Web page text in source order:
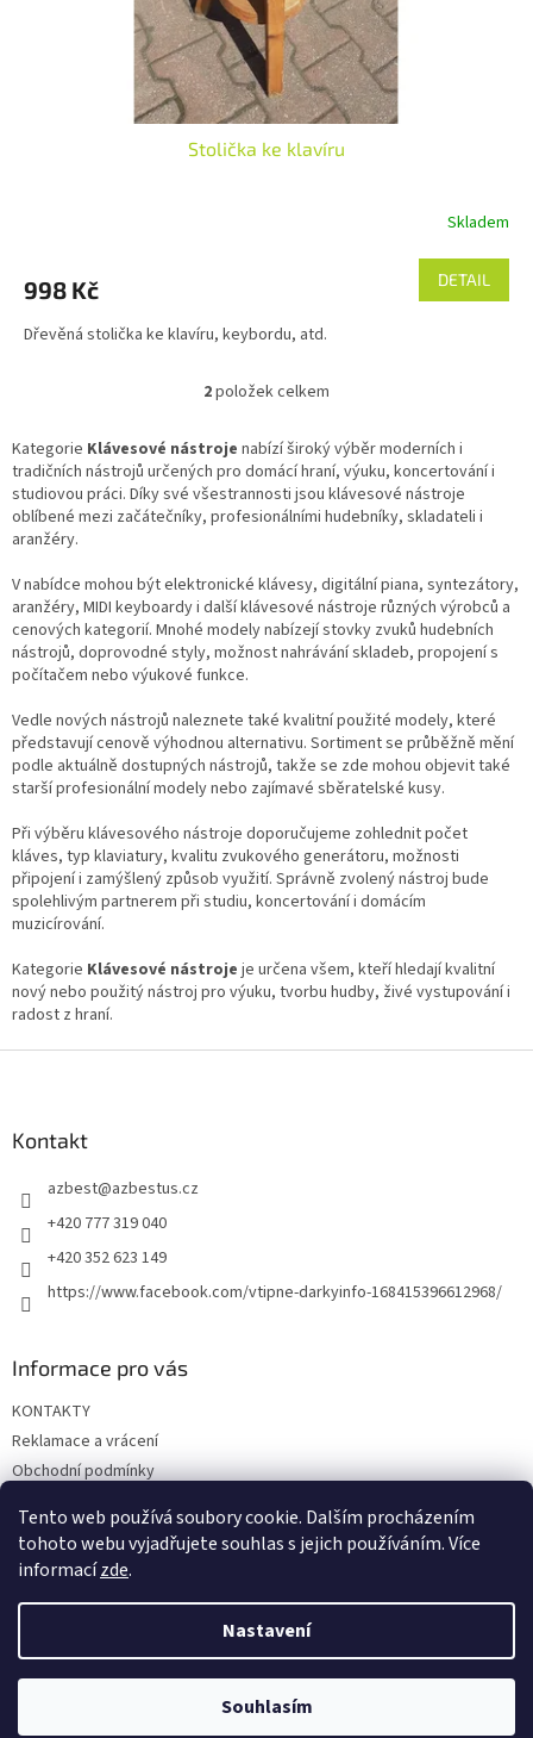
Tento web používá soubory cookie. Dalším procházením
tohoto webu vyjadřujete souhlas s jejich používáním. Více
informacízde.
Nastavení
Souhlasím
Stolička ke klavíru
Skladem
998 Kč DETAIL
Dřevěná stolička ke klavíru, keybordu, atd.
O
l
á
d
a
p
r
v
k
ý
p
i
s
2položek celkem
Kategorie Klávesové nástroje nabízí široký výběr moderních i
tradičních nástrojů určených pro domácí hraní, výuku, koncertování i
studiovou práci. Díky své všestrannosti jsou klávesové nástroje
oblíbené mezi začátečníky, profesionálními hudebníky, skladateli i
aranžéry.
V nabídce mohou být elektronické klávesy, digitální piana, syntezátory,
aranžéry, MIDI keyboardy i další klávesové nástroje různých výrobců a
cenových kategorií. Mnohé modely nabízejí stovky zvuků hudebních
nástrojů, doprovodné styly, možnost nahrávání skladeb, propojení s
počítačem nebo výukové funkce.
Vedle nových nástrojů naleznete také kvalitní použité modely, které
představují cenově výhodnou alternativu. Sortiment se průběžně mění
podle aktuálně dostupných nástrojů, takže se zde mohou objevit také
starší profesionální modely nebo zajímavé sběratelské kusy.
Při výběru klávesového nástroje doporučujeme zohlednit počet
kláves, typ klaviatury, kvalitu zvukového generátoru, možnosti
připojení i zamýšlený způsob využití. Správně zvolený nástroj bude
spolehlivým partnerem při studiu, koncertování i domácím
muzicírování.
Kategorie Klávesové nástroje je určena všem, kteří hledají kvalitní
nový nebo použitý nástroj pro výuku, tvorbu hudby, živé vystupování i
radost z hraní.
Kontakt
azbest@azbestus.cz
+420 777 319 040
+420 352 623 149
https://www.facebook.com/vtipne-darkyinfo-168415396612968/
Informace pro vás
KONTAKTY
Reklamace a vrácení
Obchodní podmínky
Doprava a platba
Vytvořil Shoptet
Vtipné dárky. Všechna práva vyhrazena.